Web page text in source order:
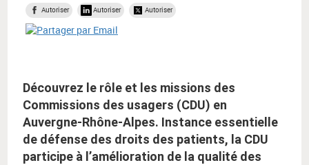
Autoriser Autoriser Autoriser
Découvrez le rôle et les missions des
Commissions des usagers (CDU) en
Auvergne-Rhône-Alpes. Instance essentielle
de défense des droits des patients, la CDU
participe à l’amélioration de la qualité des